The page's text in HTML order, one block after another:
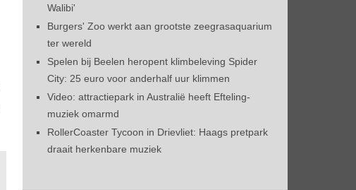
Walibi'
Burgers' Zoo werkt aan grootste zeegrasaquarium
ter wereld
Spelen bij Beelen heropent klimbeleving Spider
City: 25 euro voor anderhalf uur klimmen
Video: attractiepark in Australië heeft Efteling-
muziek omarmd
RollerCoaster Tycoon in Drievliet: Haags pretpark
draait herkenbare muziek